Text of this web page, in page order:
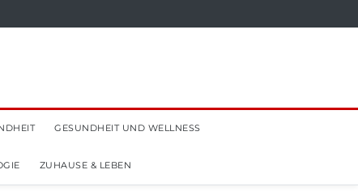
GESUNDHEIT UND WELLNESS
ZUHAUSE & LEBEN